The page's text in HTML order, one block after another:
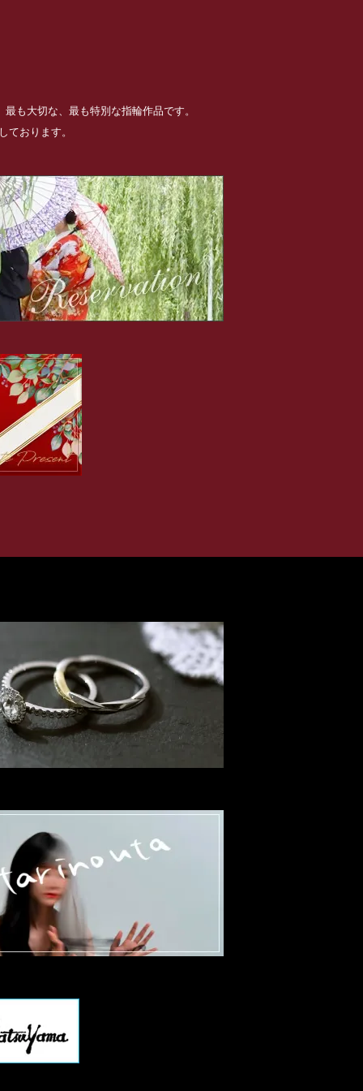
も大切な、最も特別な指輪作品です。
ております。